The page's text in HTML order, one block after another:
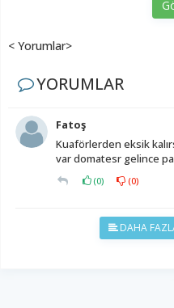
< Yorumlar>
YORUMLAR
Fatoş
Kuaförlerden eksik
var domatesr gelince
(0) (0)
DAHA